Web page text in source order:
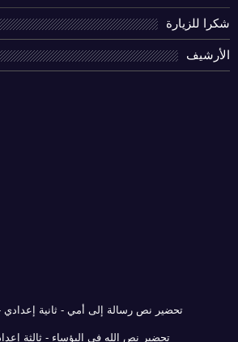
شكرا للزيارة
الأرشيف
تحضير نص رسالة إلى أمي - ثانية
تحضير نص الله في البؤساء - ثالثة